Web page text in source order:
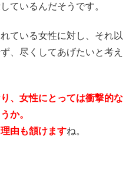
ているんだそうです。
ている女性に対し、それ以
、尽くしてあげたいと考え
、女性にとっては衝撃的な
か。
由も頷けますね。